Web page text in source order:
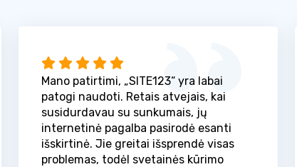
Mano patirtimi, „SITE123“ yra labai
patogi naudoti. Retais atvejais, kai
susidurdavau su sunkumais, jų
internetinė pagalba pasirodė esanti
išskirtinė. Jie greitai išsprendė visas
problemas, todėl svetainės kūrimo